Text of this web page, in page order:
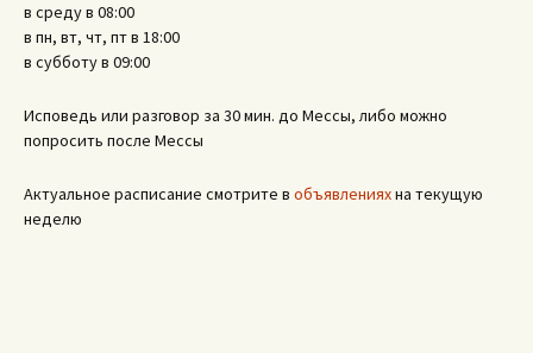
в среду в 08:00
в пн, вт, чт, пт в 18:00
в субботу в 09:00
Исповедь или разговор за 30 мин. до Мессы, либо можно
попросить после Мессы
Актуальное расписание смотрите в объявленияхна текущую
неделю